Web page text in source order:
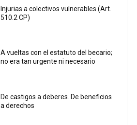
Injurias a colectivos vulnerables (Art.
510.2 CP)
A vueltas con el estatuto del becario;
no era tan urgente ni necesario
De castigos a deberes. De beneficios
a derechos